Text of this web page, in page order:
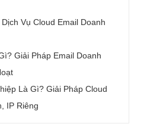
Vụ Cloud Email Doanh
Giải Pháp Email Doanh
Là Gì? Giải Pháp Cloud
IP Riêng